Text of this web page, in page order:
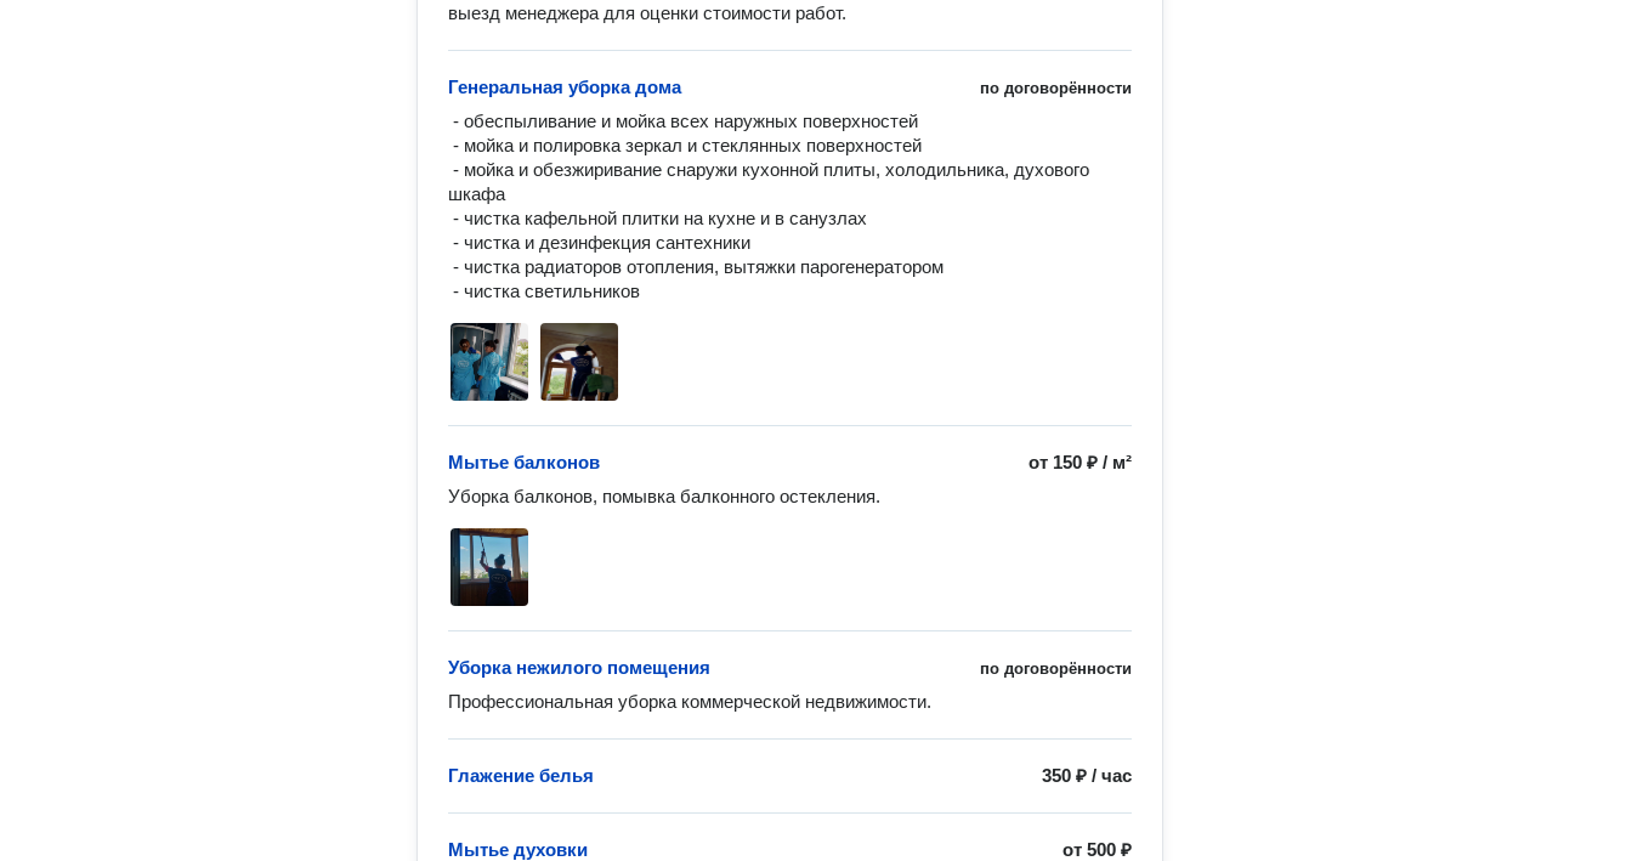
выезд менеджера для оценки стоимости работ.
по договорённости
Генеральная уборка дома
шкафа
- чистка светильников
от 150 ₽ / м²
Мытье балконов
Уборка балконов, помывка балконного остекления.
по договорённости
Уборка нежилого помещения
Профессиональная уборка коммерческой недвижимости.
350 ₽ /час
Глажение белья
от500 ₽
Мытье духовки